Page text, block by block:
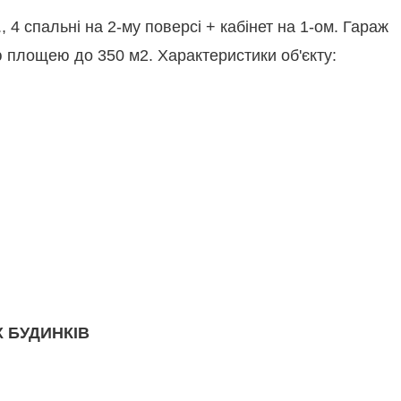
спальні на 2-му поверсі + кабінет на 1-ом. Гараж
площею до 350 м2. Характеристики об'єкту:
БУДИНКІВ